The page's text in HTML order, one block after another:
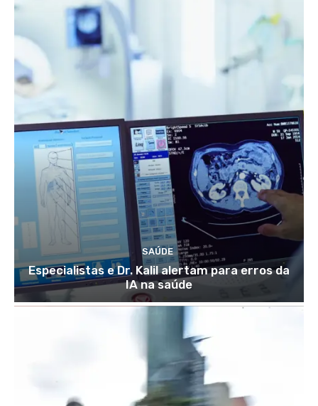
SAÚDE
Especialistas e Dr. Kalil alertam para erros da
IA na saúde